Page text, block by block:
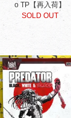
o TP【再入荷】
SOLD OUT